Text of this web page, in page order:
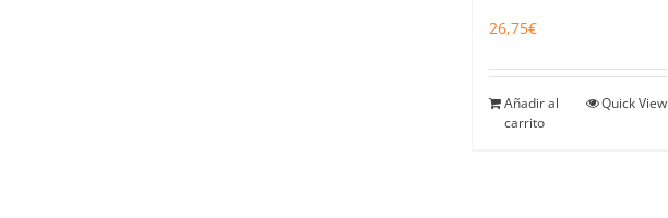
26,75€
Añadir al
carrito
Quick View